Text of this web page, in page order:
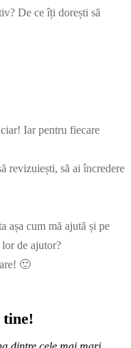
De ce îți dorești să
Iar pentru fiecare
revizuiești, să ai încredere
așa cum mă ajută și pe
de ajutor?
🙂